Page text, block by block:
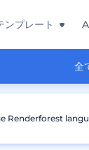
ンプレート
全
Renderforest